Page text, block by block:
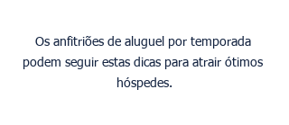
Os anfitriões de aluguel por temporada
podem seguir estas dicas para atrair ótimos
hóspedes.